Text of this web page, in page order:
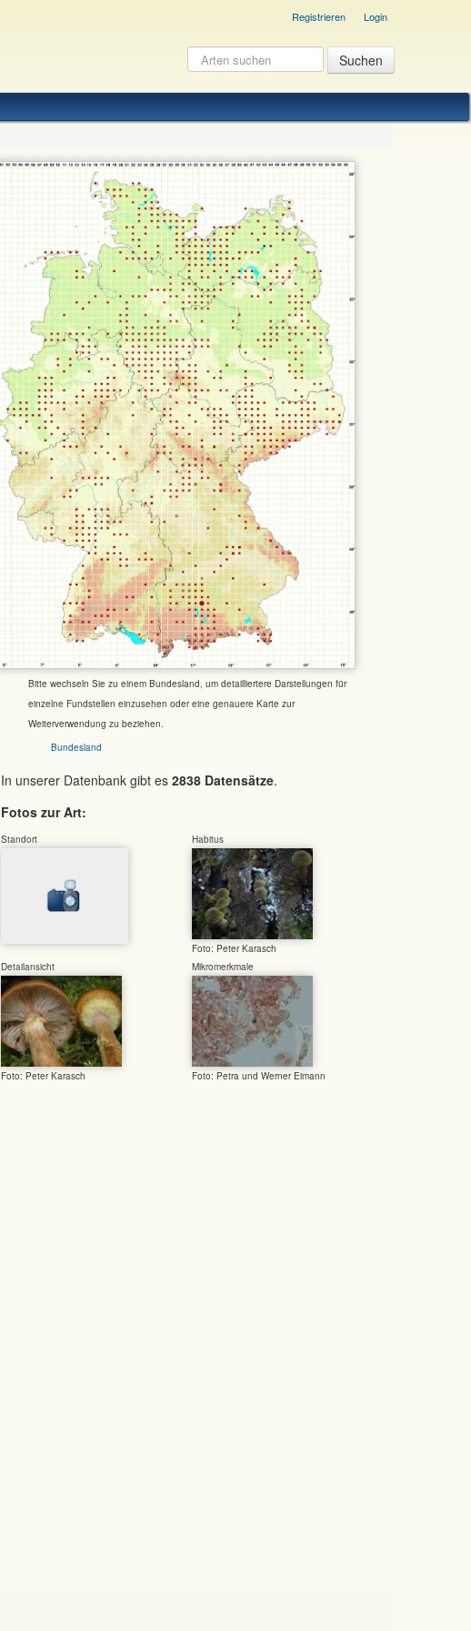
Registrieren Login
Bitte wechseln Sie zu einem Bundesland, um detailliertere Darstellungen für
einzelne Fundstellen einzusehen oder eine genauere Karte zur
Weiterverwendung zu beziehen.
Bundesland
In unserer Datenbank gibt es 2838 Datensätze.
Fotos zur Art:
Standort Habitus
Foto: Peter Karasch
Detailansicht
Foto: Peter Karasch
Mikromerkmale
Foto: Petra und Werner Eimann